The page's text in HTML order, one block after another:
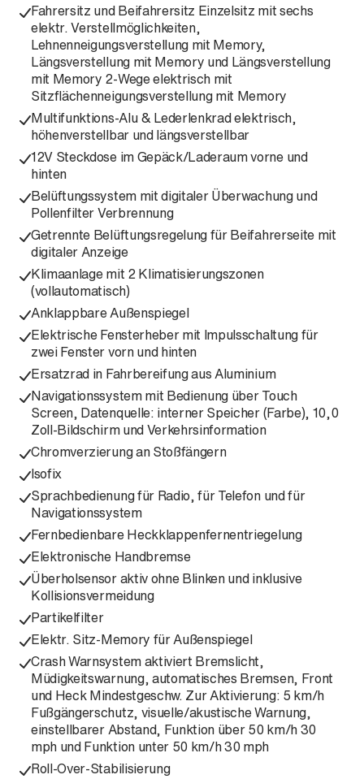
Fahrersitz und Beifahrersitz Einzelsitz mit sechs
elektr. Verstellmöglichkeiten,
Lehnenneigungsverstellung mit Memory,
Längsverstellung mit Memory und Längsverstellung
mit Memory 2-Wege elektrisch mit
Sitzflächenneigungsverstellung mit Memory
Multifunktions-Alu & Lederlenkrad elektrisch,
höhenverstellbar und längsverstellbar
12V Steckdose im Gepäck/Laderaum vorne und
hinten
Belüftungssystem mit digitaler Überwachung und
Pollenfilter Verbrennung
Getrennte Belüftungsregelung für Beifahrerseite mit
digitaler Anzeige
Klimaanlage mit 2 Klimatisierungszonen
(vollautomatisch)
Anklappbare Außenspiegel
Elektrische Fensterheber mit Impulsschaltung für
zwei Fenster vorn und hinten
Ersatzrad in Fahrbereifung aus Aluminium
Navigationssystem mit Bedienung über Touch
Screen, Datenquelle: interner Speicher (Farbe), 10,0
Zoll-Bildschirm und Verkehrsinformation
Chromverzierung an Stoßfängern
Isofix
Sprachbedienung für Radio, für Telefon und für
Navigationssystem
Fernbedienbare Heckklappenfernentriegelung
Elektronische Handbremse
Überholsensor aktiv ohne Blinken und inklusive
Kollisionsvermeidung
Partikelfilter
Elektr. Sitz-Memory für Außenspiegel
Crash Warnsystem aktiviert Bremslicht,
Müdigkeitswarnung, automatisches Bremsen, Front
und Heck Mindestgeschw. Zur Aktivierung: 5 km/h
Fußgängerschutz, visuelle/akustische Warnung,
einstellbarer Abstand, Funktion über 50 km/h 30
mph und Funktion unter 50 km/h 30 mph
Roll-Over-Stabilisierung